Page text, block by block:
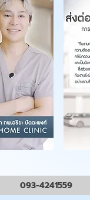
093-4241559